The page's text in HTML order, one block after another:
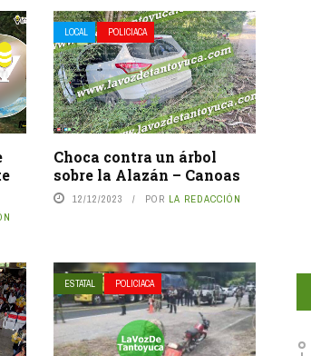
LOCAL POLICIACA
Choca contra un árbol
sobre la Alazán – Canoas
12/12/2023 POR LA REDACCIÓN
ESTATAL POLICIACA